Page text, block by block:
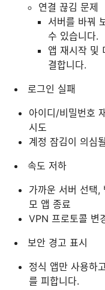
연결 끊김 문제
서버를 바꿔
수 있습니다.
앱 재시작 및
결합니다.
로그인 실패
아이디/비밀번호
시도
계정 잠김이 의심
속도 저하
가까운 서버 선택,
모 앱 종료
VPN 프로토콜 변
보안 경고 표시
정식 앱만 사용하
를 피합니다.